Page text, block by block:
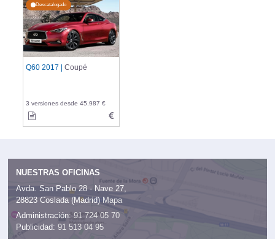
Descatalogado
Q60 2017 | Coupé
3 versiones desde 45.987 €
NUESTRAS OFICINAS
Avda. San Pablo 28 - Nave 27,
28823 Coslada (Madrid) Mapa
Administración: 91 724 05 70
Publicidad: 91 513 04 95